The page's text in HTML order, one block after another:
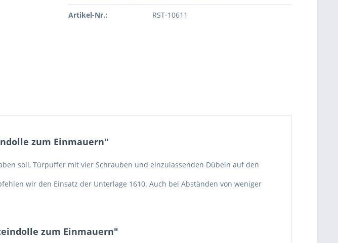
Artikel-Nr.: RST-10611
zum Einmauern"
soll, Türpuffer mit vier Schrauben und einzulassenden Dübeln auf den
wir den Einsatz der Unterlage 1610. Auch bei Abständen von weniger
zum Einmauern"